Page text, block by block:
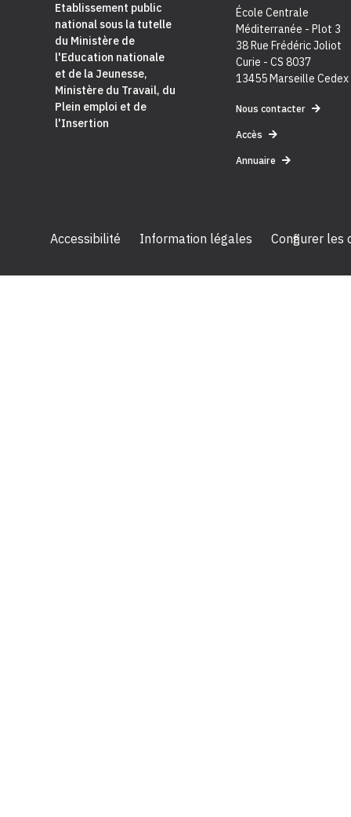
Etablissement public
national sous la tutelle
du Ministère de
l'Education nationale
et de la Jeunesse,
Ministère du Travail, du
Plein emploi et de
l'Insertion
École Centrale
Méditerranée - Plot 3
38 Rue Frédéric Joliot
Curie - CS 8037
13455 Marseille Cedex
Nous contacter
Accès
Annuaire
Accessibilité Information légales Configurer les